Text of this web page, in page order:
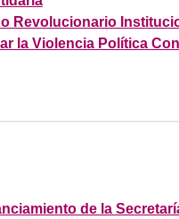
Revolucionario
la Violencia Política
de la